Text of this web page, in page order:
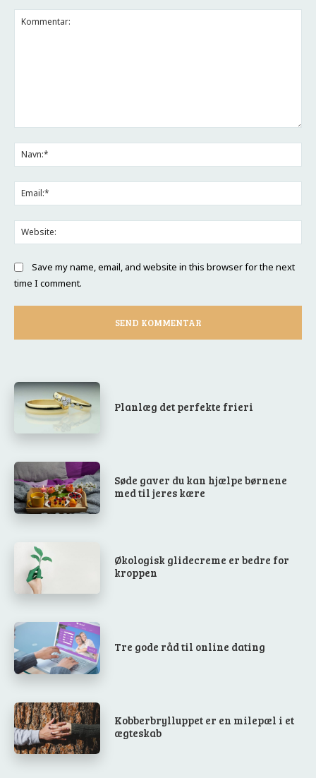
Save my name, email, and website in this browser for the next
time I comment.
Planlæg det perfekte frieri
Søde gaver du kan hjælpe børnene
med til jeres kære
Økologisk glidecreme er bedre for
kroppen
Tre gode råd til online dating
Kobberbrylluppet er en milepæl i et
ægteskab